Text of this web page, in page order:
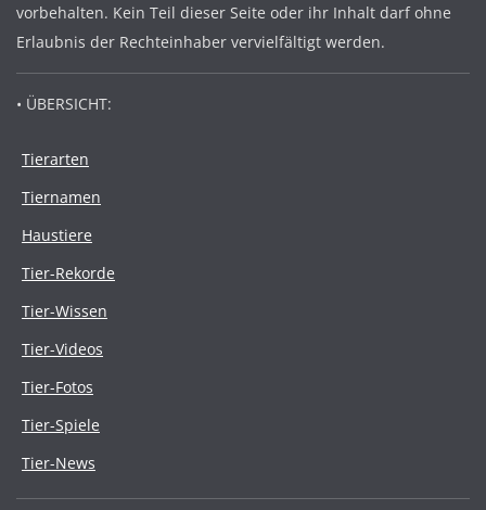
vorbehalten. Kein Teil dieser Seite oder ihr Inhalt darf ohne
Erlaubnis der Rechteinhaber vervielfältigt werden.
• ÜBERSICHT:
Tierarten
Tiernamen
Haustiere
Tier-Rekorde
Tier-Wissen
Tier-Videos
Tier-Fotos
Tier-Spiele
Tier-News